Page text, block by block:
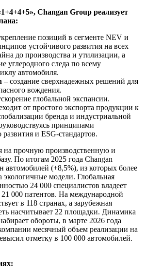
Changan Group реализует
позиций в сегменте NEV и
устойчивого развития на всех
до производства и утилизации, а
углеродного следа по всему
автомобиля.
– создание сверхнадежных решений для
вождения.
глобальной экспансии.
от простого экспорта продукции к
бренда и индустриальной
принципами
развития и ESG-стандартов.
на прочную производственную и
По итогам 2025 года Changan
автомобилей (+8,5%), из которых более
модели. Глобальная
24 000 специалистов владеет
000 патентов. На международной
в 118 странах, а зарубежная
насчитывает 22 площадки. Динамика
обороты, в марте 2026 года
месячный объем реализации на
отметку в 100 000 автомобилей.